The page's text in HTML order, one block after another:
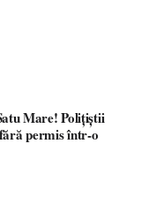
Mare! Polițiștii
permis într-o